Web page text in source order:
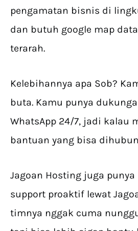
pengamatan bisnis di
dan butuh google map
terarah.
Kelebihannya apa Sob?
buta. Kamu punya
WhatsApp 24/7, jadi kalau
bantuan yang bisa
Jagoan Hosting juga punya
support proaktif lewat
timnya nggak cuma